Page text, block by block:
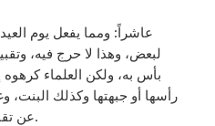
لبعض، وهذا لا حرج فيه،
بأس به، ولكن العلماء كرهوه
رأسها أو جبهتها وكذلك البنت،
عن تقبيل الخدين، فذلك أسلم.